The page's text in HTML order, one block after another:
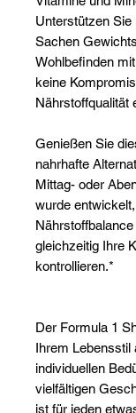
Unterstützen Sie
Sachen
Wohlbefinden
keine
Nährstoffqualität
Genießen Sie
nahrhafte
Mittag- oder
wurde
gleichzeitig Ihre
kontrollieren.*
Der Formula 1
Ihrem
individuellen
vielfältigen
ist für jeden